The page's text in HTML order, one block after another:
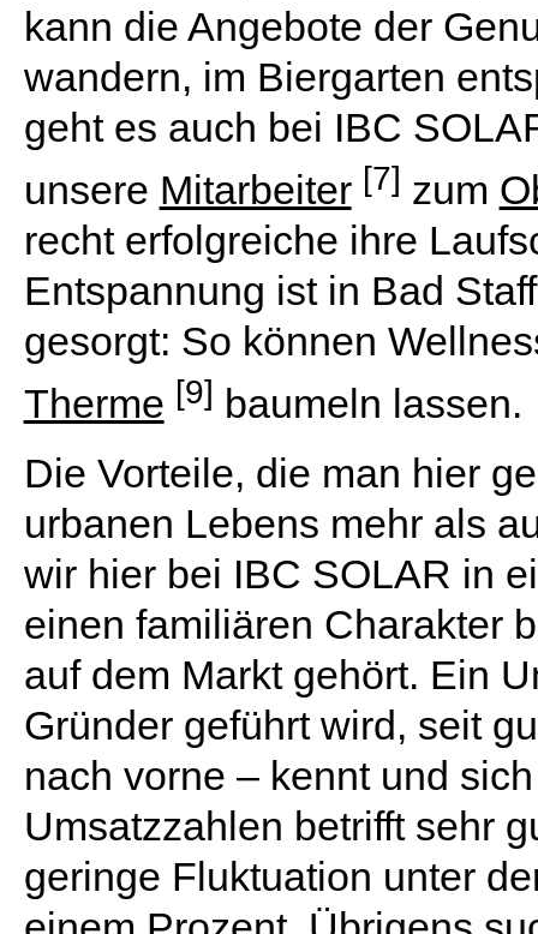
kann die Angebote der
wandern, im Biergarten
geht es auch bei IBC
unsere Mitarbeiter [7] zum
recht erfolgreiche ihre
Entspannung ist in Bad
gesorgt: So können
Therme [9] baumeln lassen.
Die Vorteile, die man hier
urbanen Lebens mehr als
wir hier bei IBC SOLAR in
einen familiären Charakter
auf dem Markt gehört. Ein
Gründer geführt wird, seit
nach vorne – kennt und
Umsatzzahlen betrifft sehr
geringe Fluktuation unter